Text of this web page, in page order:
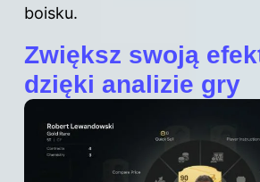
boisku.
Zwiększ swoją
dzięki analizie gry